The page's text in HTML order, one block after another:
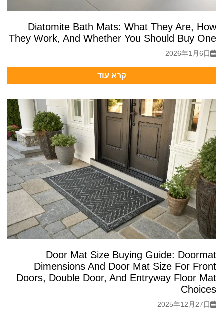
Diatomite Bath Mats: What They Are, How
They Work, And Whether You Should Buy One
2026年1月6日
קרא עוד
Door Mat Size Buying Guide: Doormat
Dimensions And Door Mat Size For Front
Doors, Double Door, And Entryway Floor Mat
Choices
2025年12月27日